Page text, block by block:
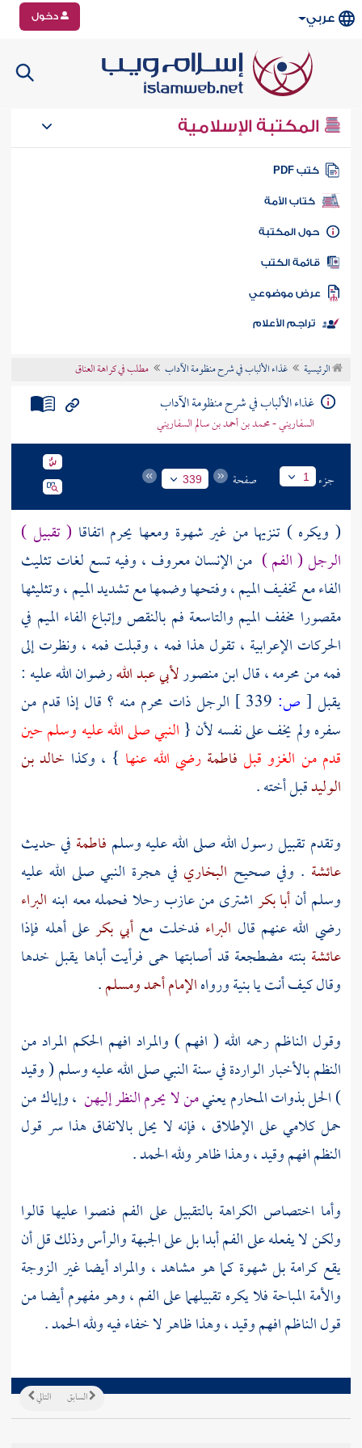
عربي دخول
المكتبة الإسلامية
كتب PDF
كتاب الأمة
المكتبة
الكتب
موضوعي
تراجم الأعلام
الرئيسية غذاء الألباب في شرح منظومة الآداب مطلب في كراهة العناق
غذاء الألباب في شرح منظومة الآداب
السفاريني - محمد بن أحمد بن سالم السفاريني
جزء 1 صفحة 339
( ويكره ) تنزيها من غير شهوة ومعها يحرم اتفاقا ( تقبيل )
الرجل ( الفم ) من الإنسان معروف ، وفيه تسع لغات تثليث
الفاء مع تخفيف الميم ، وفتحها وضمها مع تشديد الميم ، وتثليثها
مقصورا مخفف الميم والتاسعة فم بالنقص وإتباع الفاء الميم في
الحركات الإعرابية ، تقول هذا فمه ، وقبلت فمه ، ونظرت إلى
فمه من محرمه ، قالابن منصورلأبي عبد اللهرضوان الله عليه :
يقبل [ ص:
الرجل ذات محرم منه ؟ قال إذا قدم من
سفره ولم يخف على نفسه لأن { النبي صلى الله عليه وسلم حين
قدم من الغزو قبل فاطمةرضي الله عنها } ، وكذا خالد بن
الوليدقبل أخته .
وتقدم تقبيل رسول الله صلى الله عليه وسلم فاطمة في حديث
عائشة . وفي صحيح البخاري في هجرة النبي صلى الله عليه
وسلم أنأبا بكراشترى منعازبرحلا فحمله معه ابنه البراء
رضي الله عنهم قال البراء فدخلت معأبي بكرعلى أهله فإذا
عائشة بنته مضطجعة قد أصابتها حمى فرأيت أباها يقبل خدها
وقال كيف أنت يا بنية ورواهالإمام أحمدومسلم.
وقول الناظم رحمه الله ( افهم ) والمراد افهم الحكم المراد من
النظم بالأخبار الواردة في سنة النبي صلى الله عليه وسلم ( وقيد
) الحل بذوات المحارم يعنيمن لا يحرم النظر إليهن ، وإياك من
حمل كلامي على الإطلاق ، فإنه لا يحل بالاتفاق هذا سر قول
النظم افهم وقيد ، وهذا ظاهر ولله الحمد .
وأما اختصاص الكراهة بالتقبيل على الفم فنصوا عليها قالوا
ولكن لا يفعله على الفم أبدا بل على الجبهة والرأس وذلك قل أن
يقع كرامة بل شهوة كما هو مشاهد ، والمراد أيضا غير الزوجة
والأمة المباحة فلا يكره تقبيلهما على الفم ، وهو مفهوم أيضا من
قولالناظمافهم وقيد ، وهذا ظاهر لا خفاء فيه ولله الحمد .
التالي السابق